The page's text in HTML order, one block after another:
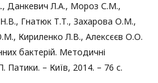
Данкевич Л.А., Мороз С.М.,
Гнатюк Т.Т., Захарова О.М.,
Кириленко Л.В., Алексєєв О.О.
бактерій. Методичні
Патики. – Київ, 2014. – 76 с.